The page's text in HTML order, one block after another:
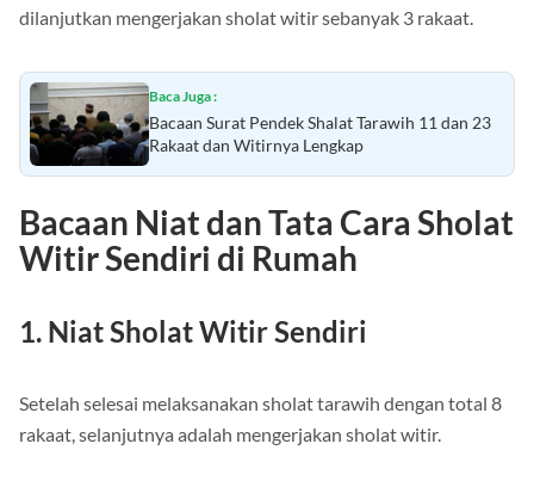
dilanjutkan mengerjakan sholat witir sebanyak 3 rakaat.
Baca Juga :
Bacaan Surat Pendek Shalat Tarawih 11 dan 23
Rakaat dan Witirnya Lengkap
Bacaan Niat dan Tata Cara Sholat
Witir Sendiri di Rumah
1. Niat Sholat Witir Sendiri
Setelah selesai melaksanakan sholat tarawih dengan total 8
rakaat, selanjutnya adalah mengerjakan sholat witir.